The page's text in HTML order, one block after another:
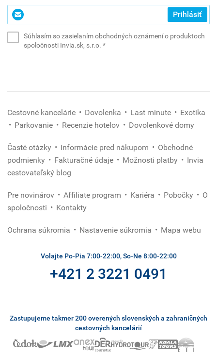
Zadajte
svoj
Prihlásiť
Súhlasím so zasielaním obchodných oznámení o produktoch
spoločnosti Invia.sk, s.r.o. *(povinné)
Cestovné kancelárie Dovolenka Last minute
Exotika
Parkovanie
Recenzie hotelov Dovolenkové domy
Časté otázky Informácie pred nákupom
Obchodné
podmienky
Fakturačné údaje Možnosti platby
Invia
cestovateľský blog
Pre novinárov Affiliate program Kariéra Pobočky
O
spoločnosti
Kontakty
Ochrana súkromia Nastavenie súkromia Mapa webu
Volajte Po-Pia 7:00-22:00, So-Ne 8:00-22:00
+421 2 3221 0491
Zastupujeme takmer 200 overených slovenských a zahraničných
cestovných kancelárií